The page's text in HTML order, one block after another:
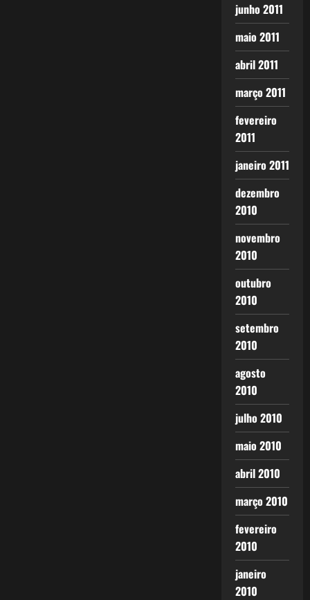
junho 2011
maio 2011
abril 2011
março 2011
fevereiro
2011
janeiro 2011
dezembro
2010
novembro
2010
outubro
2010
setembro
2010
agosto
2010
julho 2010
maio 2010
abril 2010
março 2010
fevereiro
2010
janeiro
2010